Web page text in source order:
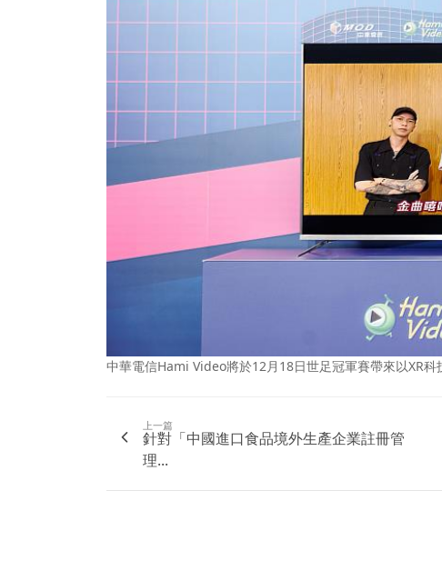
中華電信Hami Video將於12月18日世足冠軍賽帶來以XR科
上一篇
針對「中國進口食品境外生產企業註冊管
理...